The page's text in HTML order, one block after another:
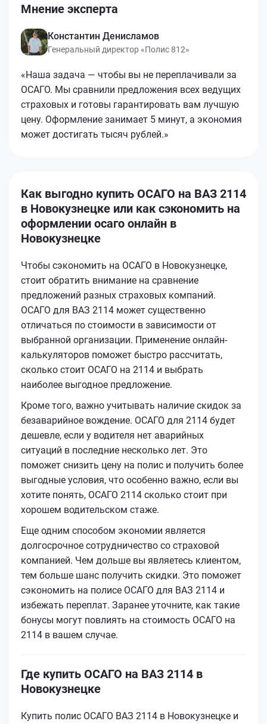
Мнение эксперта
Константин Денисламов
Генеральный директор «Полис 812»
«Наша задача — чтобы вы не переплачивали за
ОСАГО. Мы сравнили предложения всех ведущих
страховых и готовы гарантировать вам лучшую
цену. Оформление занимает 5 минут, а экономия
может достигать тысяч рублей.»
Как выгодно купить ОСАГО на ВАЗ 2114
в Новокузнецке или как сэкономить на
оформлении осаго онлайн в
Новокузнецке
Чтобы сэкономить на ОСАГО в Новокузнецке,
стоит обратить внимание на сравнение
предложений разных страховых компаний.
ОСАГО для ВАЗ 2114 может существенно
отличаться по стоимости в зависимости от
выбранной организации. Применение онлайн-
калькуляторов поможет быстро рассчитать,
сколько стоит ОСАГО на 2114 и выбрать
наиболее выгодное предложение.
Кроме того, важно учитывать наличие скидок за
безаварийное вождение. ОСАГО для 2114 будет
дешевле, если у водителя нет аварийных
ситуаций в последние несколько лет. Это
поможет снизить цену на полис и получить более
выгодные условия, что особенно важно, если вы
хотите понять, ОСАГО 2114 сколько стоит при
хорошем водительском стаже.
Еще одним способом экономии является
долгосрочное сотрудничество со страховой
компанией. Чем дольше вы являетесь клиентом,
тем больше шанс получить скидки. Это поможет
сэкономить на полисе ОСАГО для ВАЗ 2114 и
избежать переплат. Заранее уточните, как такие
бонусы могут повлиять на стоимость ОСАГО на
2114 в вашем случае.
Где купить ОСАГО на ВАЗ 2114 в
Новокузнецке
Купить полис ОСАГО ВАЗ 2114 в Новокузнецке и